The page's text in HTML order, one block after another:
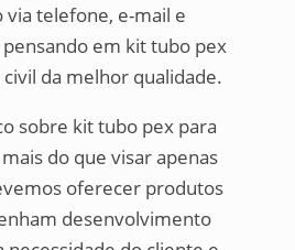
via telefone, e-mail e
em kit tubo pex
da melhor qualidade.
sobre kit tubo pex para
do que visar apenas
oferecer produtos
desenvolvimento